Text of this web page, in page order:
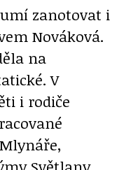
zanotovat i
Nováková.
na
V
i rodiče
Světlany